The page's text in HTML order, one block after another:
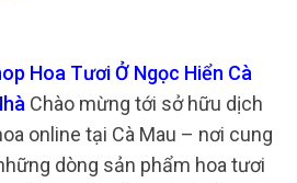
Hoa Tươi Ở Ngọc Hiển Cà
Chào mừng tới sở hữu dịch
online tại Cà Mau – nơi cung
dòng sản phẩm hoa tươi